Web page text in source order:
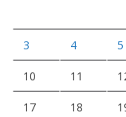
3 4 5
10 11
17 18